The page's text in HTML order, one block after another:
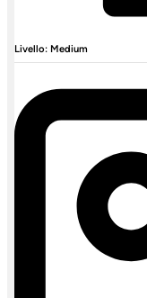
Livello: Medium